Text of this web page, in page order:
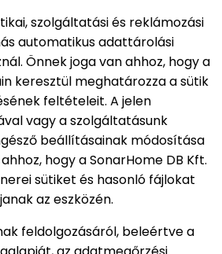
szolgáltatási és reklámozási
automatikus adattárolási
Önnek joga van ahhoz, hogy a
keresztül meghatározza a sütik
feltételeit. A jelen
vagy a szolgáltatásunk
beállításainak módosítása
hogy a SonarHome DB Kft.
sütiket és hasonló fájlokat
az eszközén.
feldolgozásáról, beleértve a